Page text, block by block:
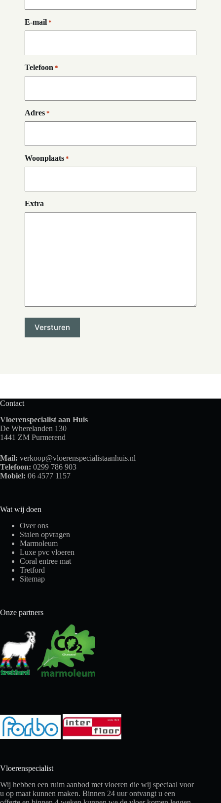
E-mail *
Telefoon *
Adres *
Woonplaats *
Extra
Contact
Vloerenspecialist aan Huis
De Wherelanden 130
1441 ZM Purmerend
Mail: verkoop@vloerenspecialistaanhuis.nl
Telefoon: 0299 786 903
Mobiel: 06 4577 1157
Wat wij doen
Over ons
Stalen opvragen
Marmoleum
Luxe pvc vloeren
Coral entree mat
Tretford
Sitemap
Onze partners
Vloerenspecialist
Wij hebben een ruim aanbod met vloeren die wij speciaal voor
u op maat kunnen maken. Binnen 24 uur ontvangt u een